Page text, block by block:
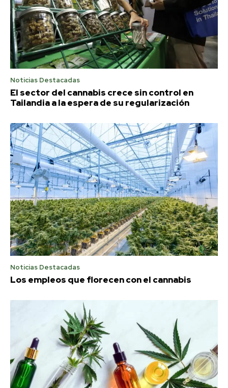
Noticias Destacadas
El sector del cannabis crece sin control en
Tailandia a la espera de su regularización
Noticias Destacadas
Los empleos que florecen con el cannabis